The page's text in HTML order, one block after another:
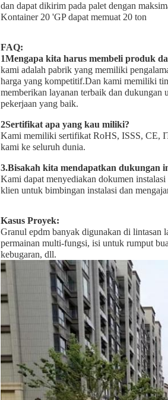
dan dapat dikirim pada palet dengan
Kontainer 20 'GP dapat memuat 20 ton
FAQ:
1Mengapa kita harus membeli produk
kami adalah pabrik yang memiliki
harga yang kompetitif.Dan kami memiliki
memberikan layanan terbaik dan
pekerjaan yang baik.
2Sertifikat apa yang kau miliki?
Kami memiliki sertifikat RoHS, ISSS, CE,
kami ke seluruh dunia.
3.Bisakah kita mendapatkan dukungan
Kami dapat menyediakan dokumen
klien untuk bimbingan instalasi dan
Kasus Proyek:
Granul epdm banyak digunakan di lintasan
permainan multi-fungsi, isi untuk rumput
kebugaran, dll.